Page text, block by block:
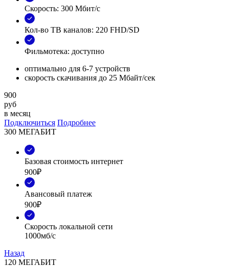
Скорость: 300 Мбит/с
Кол-во ТВ каналов: 220 FHD/SD
Фильмотека: доступно
оптимально для 6-7 устройств
скорость скачивания до 25 Мбайт/сек
900
руб
в месяц
Подключиться Подробнее
300 МЕГАБИТ
Базовая стоимость интернет
900₽
Авансовый платеж
900₽
Скорость локальной сети
1000мб/с
Назад
120 МЕГАБИТ